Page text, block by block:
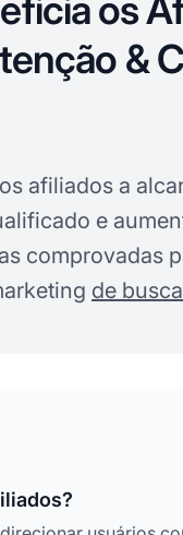
os
&
afiliados a
e
comprovadas
de busca